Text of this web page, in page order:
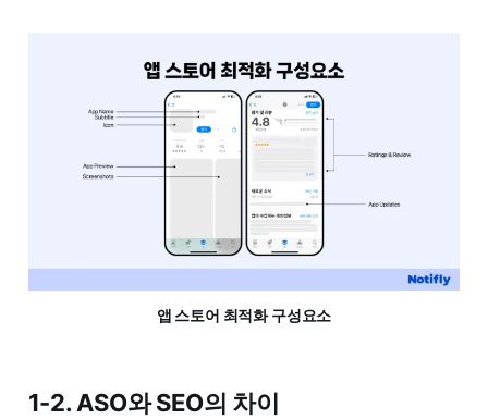
앱 스토어 최적화 구성요소
1-2. ASO와 SEO의 차이